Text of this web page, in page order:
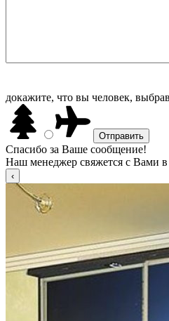
докажите, что вы человек, выбрав
Спасибо за Ваше сообщение!
Наш менеджер свяжется с Вами